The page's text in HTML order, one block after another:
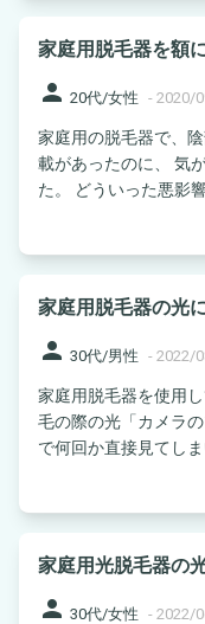
家庭用脱毛器を額
person 20代/女性 - 2020/
家庭用の脱毛器で、
載があったのに、 気
た。 どういった悪影響
家庭用脱毛器の光
person 30代/男性 - 2022/
家庭用脱毛器を使用
毛の際の光「カメラ
で何回か直接見てしま
家庭用光脱毛器の
person 30代/女性 - 2022/